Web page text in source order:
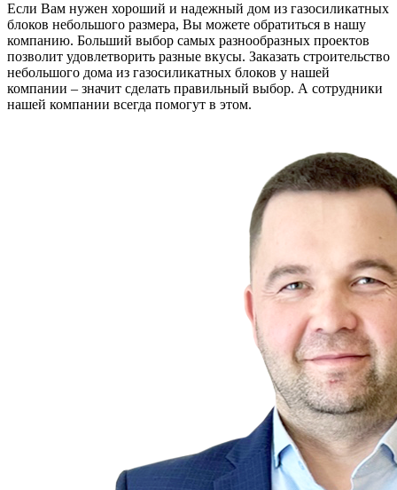
Если Вам нужен хороший и надежный дом из газосиликатных
блоков небольшого размера, Вы можете обратиться в нашу
компанию. Больший выбор самых разнообразных проектов
позволит удовлетворить разные вкусы. Заказать строительство
небольшого дома из газосиликатных блоков у нашей
компании – значит сделать правильный выбор. А сотрудники
нашей компании всегда помогут в этом.